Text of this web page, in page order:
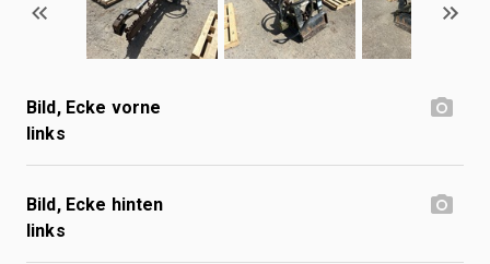
Bild, Ecke vorne
links
Bild, Ecke hinten
links